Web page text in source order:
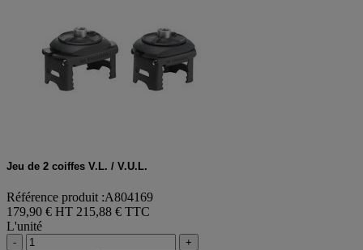
Jeu de 2 coiffes V.L. / V.U.L.
Référence produit :A804169
179,90 € HT 215,88 € TTC
L'unité
-
+